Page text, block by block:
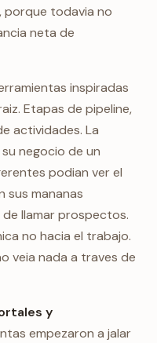
porque todavia no
neta de
inspiradas
Etapas de pipeline,
actividades. La
negocio de un
podian ver el
sus mananas
llamar prospectos.
no hacia el trabajo.
veia nada a traves de
y
empezaron a jalar